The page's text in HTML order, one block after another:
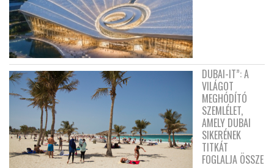
DUBAI-IT”: A
VILÁGOT
MEGHÓDÍTÓ
SZEMLÉLET,
AMELY DUBAI
SIKERÉNEK
TITKÁT
FOGLALJA ÖSSZE